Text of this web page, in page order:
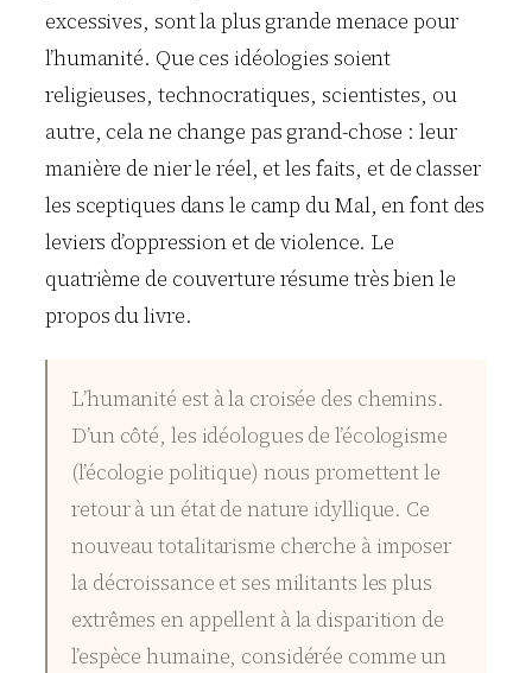
excessives, sont la plus grande menace pour
l’humanité. Que ces idéologies soient
religieuses, technocratiques, scientistes, ou
autre, cela ne change pas grand-chose : leur
manière de nier le réel, et les faits, et de classer
les sceptiques dans le camp du Mal, en font des
leviers d’oppression et de violence. Le
quatrième de couverture résume très bien le
propos du livre.
L’humanité est à la croisée des chemins.
D’un côté, les idéologues de l’écologisme
(l’écologie politique) nous promettent le
retour à un état de nature idyllique. Ce
nouveau totalitarisme cherche à imposer
la décroissance et ses militants les plus
extrêmes en appellent à la disparition de
l’espèce humaine, considérée comme un